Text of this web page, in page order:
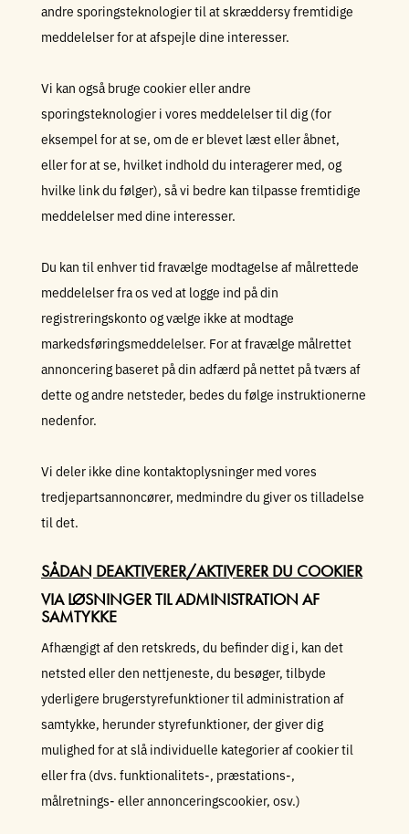
andre sporingsteknologier til at skræddersy fremtidige
meddelelser for at afspejle dine interesser.
Vi kan også bruge cookier eller andre
sporingsteknologier i vores meddelelser til dig (for
eksempel for at se, om de er blevet læst eller åbnet,
eller for at se, hvilket indhold du interagerer med, og
hvilke link du følger), så vi bedre kan tilpasse fremtidige
meddelelser med dine interesser.
Du kan til enhver tid fravælge modtagelse af målrettede
meddelelser fra os ved at logge ind på din
registreringskonto og vælge ikke at modtage
markedsføringsmeddelelser. For at fravælge målrettet
annoncering baseret på din adfærd på nettet på tværs af
dette og andre netsteder, bedes du følge instruktionerne
nedenfor.
Vi deler ikke dine kontaktoplysninger med vores
tredjepartsannoncører, medmindre du giver os tilladelse
til det.
SÅDAN DEAKTIVERER/AKTIVERER DU COOKIER
VIA LØSNINGER TIL ADMINISTRATION AF
SAMTYKKE
Afhængigt af den retskreds, du befinder dig i, kan det
netsted eller den nettjeneste, du besøger, tilbyde
yderligere brugerstyrefunktioner til administration af
samtykke, herunder styrefunktioner, der giver dig
mulighed for at slå individuelle kategorier af cookier til
eller fra (dvs. funktionalitets-, præstations-,
målretnings- eller annonceringscookier, osv.)